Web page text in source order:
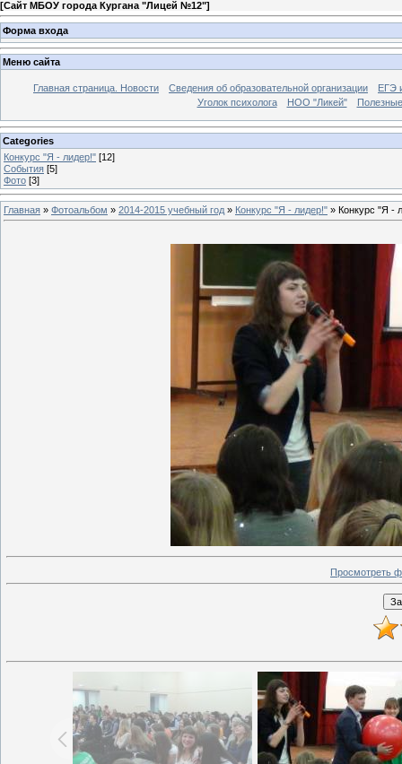
[Сайт МБОУ города Кургана "Лицей №12"]
Форма входа
Меню сайта
Главная страница. Новости Сведения об образовательной организации
ЕГЭ
Уголок психолога
НОО "Ликей"
Categories
Конкурс "Я - лидер!" [12]
События [5]
Фото [3]
Главная » Фотоальбом » 2014-2015 учебный год » Конкурс "Я - лидер!" » Конкурс "Я -
Просмотреть